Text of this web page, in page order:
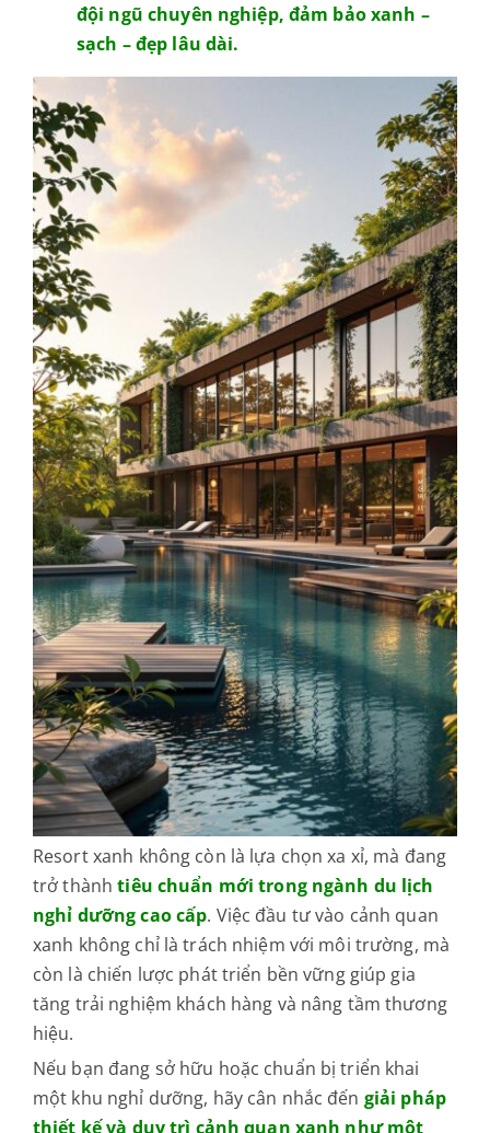
đội ngũ chuyên nghiệp, đảm bảo xanh –
sạch – đẹp lâu dài.
Resort xanh không còn là lựa chọn xa xỉ, mà đang
trở thànhtiêu chuẩn mới trong ngành du lịch
nghỉ dưỡng cao cấp. Việc đầu tư vào cảnh quan
xanh không chỉ là trách nhiệm với môi trường, mà
còn là chiến lược phát triển bền vững giúp gia
tăng trải nghiệm khách hàng và nâng tầm thương
hiệu.
Nếu bạn đang sở hữu hoặc chuẩn bị triển khai
một khu nghỉ dưỡng, hãy cân nhắc đến giải pháp
thiết kế và duy trì cảnh quan xanh như một